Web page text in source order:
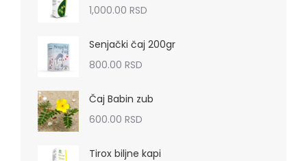
1,000.00 RSD
Senjački čaj 200gr
800.00 RSD
Čaj Babin zub
600.00 RSD
Tirox biljne kapi